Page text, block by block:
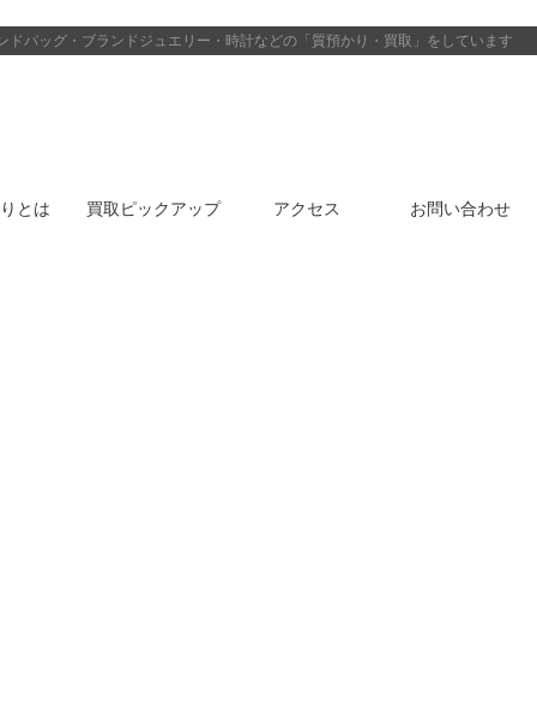
ドバッグ・ブランドジュエリー・時計などの「質預かり・買取」をしています
とは 買取ピックアップ アクセス お問い合わせ